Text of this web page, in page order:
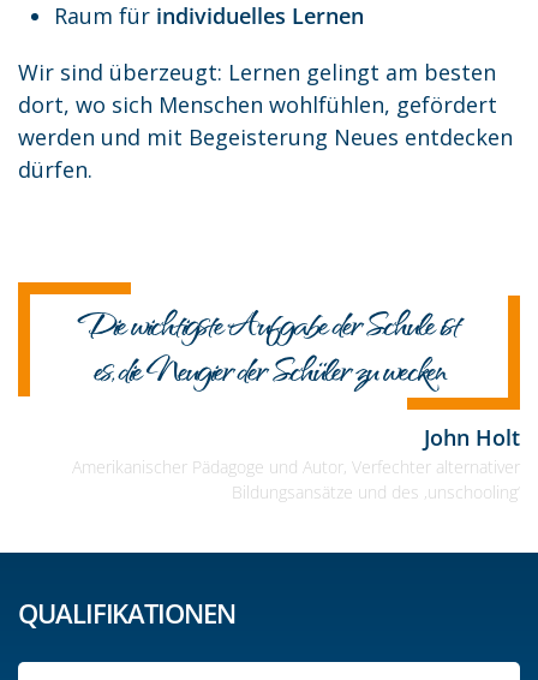
Raum für individuelles Lernen
Wir sind überzeugt: Lernen gelingt am besten
dort, wo sich Menschen wohlfühlen, gefördert
werden und mit Begeisterung Neues entdecken
dürfen.
Die wichtigste Aufgabe der Schule ist
es, die Neugier der Schüler zu wecken
John Holt
Amerikanischer Pädagoge und Autor, Verfechter alternativer
Bildungsansätze und des ‚unschooling‘
QUALIFIKATIONEN